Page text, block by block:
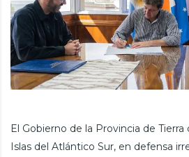
El Gobierno de la Provincia de
Islas del Atlántico Sur, en defensa